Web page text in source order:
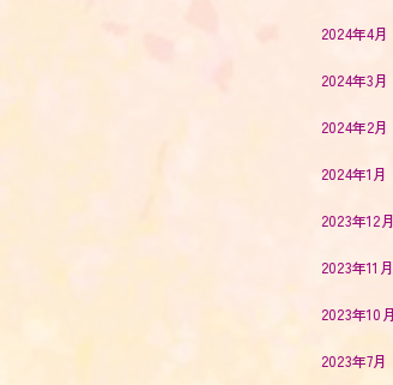
2024年4月
2024年3月
2024年2月
2024年1月
2023年12月
2023年11月
2023年10月
2023年7月